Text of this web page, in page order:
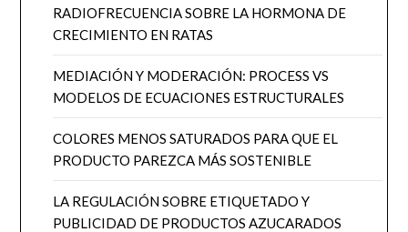
RADIOFRECUENCIA SOBRE LA HORMONA DE
CRECIMIENTO EN RATAS
MEDIACIÓN Y MODERACIÓN: PROCESS VS
MODELOS DE ECUACIONES ESTRUCTURALES
COLORES MENOS SATURADOS PARA QUE EL
PRODUCTO PAREZCA MÁS SOSTENIBLE
LA REGULACIÓN SOBRE ETIQUETADO Y
PUBLICIDAD DE PRODUCTOS AZUCARADOS